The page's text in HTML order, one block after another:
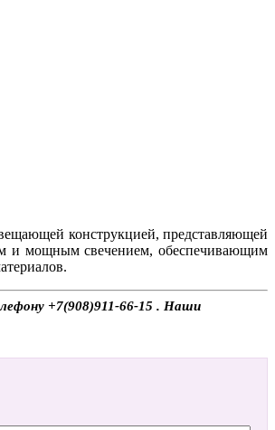
конструкцией, представляющей
и мощным свечением, обеспечивающим
+7(908)911-66-15 . Наши